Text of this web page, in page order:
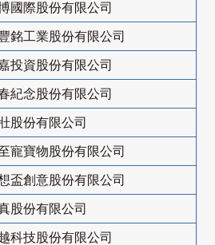
國際股份有限公司
銘工業股份有限公司
投資股份有限公司
紀念股份有限公司
股份有限公司
寵寶物股份有限公司
盃創意股份有限公司
股份有限公司
科技股份有限公司